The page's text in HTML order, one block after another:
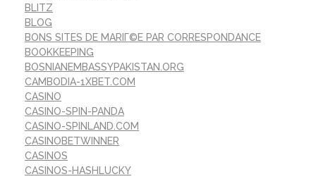
BLITZ
BLOG
BONS SITES DE MARIГ©E PAR CORRESPONDANCE
BOOKKEEPING
BOSNIANEMBASSYPAKISTAN.ORG
CAMBODIA-1XBET.COM
CASINO
CASINO-SPIN-PANDA
CASINO-SPINLAND.COM
CASINOBETWINNER
CASINOS
CASINOS-HASHLUCKY